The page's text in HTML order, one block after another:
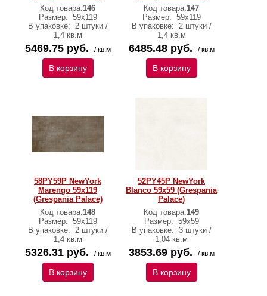
Код товара:146
Размер: 59x119
В упаковке: 2 штуки /
1,4 кв.м
5469.75 руб. / кв.м
В корзину
Код товара:147
Размер: 59x119
В упаковке: 2 штуки /
1,4 кв.м
6485.48 руб. / кв.м
В корзину
58PY59P NewYork
Marengo 59x119
(Grespania Palace)
Код товара:148
Размер: 59x119
В упаковке: 2 штуки /
1,4 кв.м
5326.31 руб. / кв.м
В корзину
52PY45P NewYork
Blanco 59x59 (Grespania
Palace)
Код товара:149
Размер: 59x59
В упаковке: 3 штуки /
1,04 кв.м
3853.69 руб. / кв.м
В корзину